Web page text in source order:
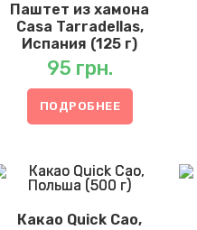
Паштет из хамона
Casa Tarradellas,
Испания (125 г)
95 грн.
ПОДРОБНЕЕ
Какао Quick Cao,